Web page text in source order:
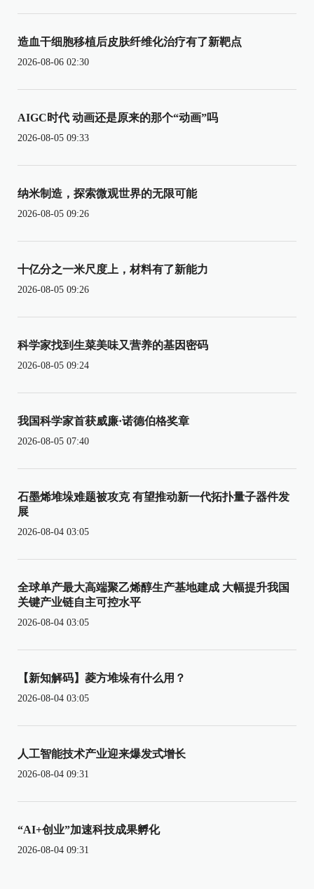
造血干细胞移植后皮肤纤维化治疗有了新靶点
2026-08-06 02:30
AIGC时代 动画还是原来的那个“动画”吗
2026-08-05 09:33
纳米制造，探索微观世界的无限可能
2026-08-05 09:26
十亿分之一米尺度上，材料有了新能力
2026-08-05 09:26
科学家找到生菜美味又营养的基因密码
2026-08-05 09:24
我国科学家首获威廉·诺德伯格奖章
2026-08-05 07:40
石墨烯堆垛难题被攻克 有望推动新一代拓扑量子器件发
展
2026-08-04 03:05
全球单产最大高端聚乙烯醇生产基地建成 大幅提升我国
关键产业链自主可控水平
2026-08-04 03:05
【新知解码】菱方堆垛有什么用？
2026-08-04 03:05
人工智能技术产业迎来爆发式增长
2026-08-04 09:31
“AI+创业”加速科技成果孵化
2026-08-04 09:31